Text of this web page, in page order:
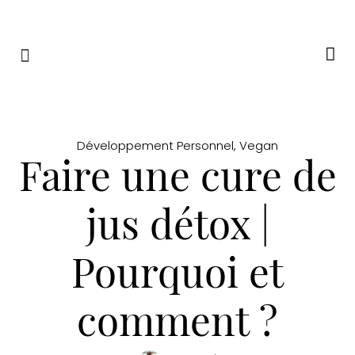
Développement Personnel, Vegan
Faire une cure de
jus détox |
Pourquoi et
comment ?